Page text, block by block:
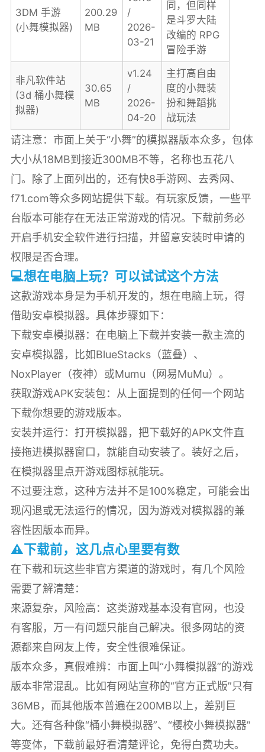
3DM 手游
(小舞模拟器)
200.29
MB
/
2026-
03-21
同，但同样
是斗罗大陆
改编的 RPG
冒险手游
非凡软件站
(3d 桶小舞模
拟器)
30.65
MB
v1.24
/
2026-
04-20
主打高自由
度的小舞装
扮和舞蹈挑
战玩法
请注意：市面上关于“小舞”的模拟器版本众多，包体
大小从18MB到接近300MB不等，名称也五花八
门。除了上面列出的，还有快8手游网、去秀网、
f71.com等众多网站提供下载。有玩家反馈，一些平
台版本可能存在无法正常游戏的情况。下载前务必
开启手机安全软件进行扫描，并留意安装时申请的
权限是否合理。
💻想在电脑上玩？可以试试这个方法
这款游戏本身是为手机开发的，想在电脑上玩，得
借助安卓模拟器。具体步骤如下：
下载安卓模拟器：在电脑上下载并安装一款主流的
安卓模拟器，比如BlueStacks（蓝叠）、
NoxPlayer（夜神）或Mumu（网易MuMu）。
获取游戏APK安装包：从上面提到的任何一个网站
下载你想要的游戏版本。
安装并运行：打开模拟器，把下载好的APK文件直
接拖进模拟器窗口，就能自动安装了。装好之后，
在模拟器里点开游戏图标就能玩。
不过要注意，这种方法并不是100%稳定，可能会出
现闪退或无法运行的情况，因为游戏对模拟器的兼
容性因版本而异。
⚠️下载前，这几点心里要有数
在下载和玩这些非官方渠道的游戏时，有几个风险
需要了解清楚：
来源复杂，风险高：这类游戏基本没有官网，也没
有客服，万一有问题只能自己解决。很多网站的资
源都来自网友上传，安全性很难保证。
版本众多，真假难辨：市面上叫“小舞模拟器”的游戏
版本非常混乱。比如有网站宣称的“官方正式版”只有
36MB，而其他版本普遍在200MB以上，差别巨
大。还有各种像“桶小舞模拟器”、“樱校小舞模拟器”
等变体，下载前最好看清楚评论，免得白费功夫。